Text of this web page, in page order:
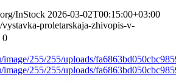
InStock 2026-03-02T00:15:00+03:00
proletarskaja-zhivopis-v-
0
image/255/255/uploads/
image/255/255/uploads/